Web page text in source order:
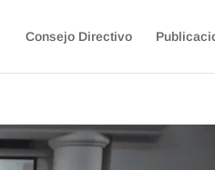
Consejo Directivo